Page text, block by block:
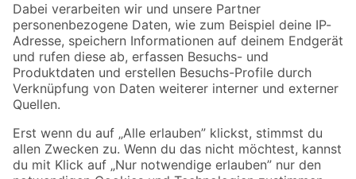
Zahlungsarten Versandarten
Sicher einkaufen
Jetzt die toom-App herunterladen